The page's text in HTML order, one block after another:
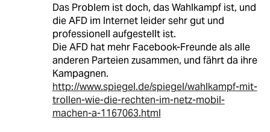
Das Problem ist doch, das Wahlkampf ist, und
die AFD im Internet leider sehr gut und
professionell aufgestellt ist.
Die AFD hat mehr Facebook-Freunde als alle
anderen Parteien zusammen, und fährt da ihre
Kampagnen.
http://www.spiegel.de/spiegel/wahlkampf-mit-
trollen-wie-die-rechten-im-netz-mobil-
machen-a-1167063.html